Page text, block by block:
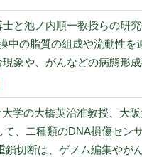
と池ノ内順一教授らの研
の脂質の組成や流動性を
象や、がんなどの病態形
学の大橋英治准教授、大
、二種類のDNA損傷セン
切断は、ゲノム編集やが